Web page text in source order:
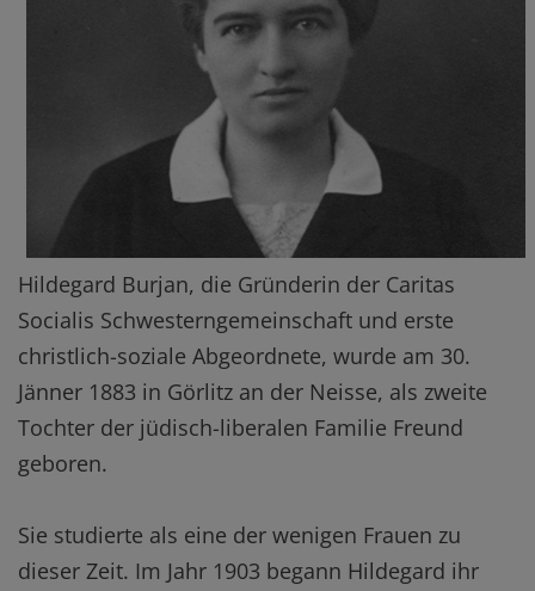
Hildegard Burjan, die Gründerin der Caritas
Socialis Schwesterngemeinschaft und erste
christlich-soziale Abgeordnete, wurde am 30.
Jänner 1883 in Görlitz an der Neisse, als zweite
Tochter der jüdisch-liberalen Familie Freund
geboren.
Sie studierte als eine der wenigen Frauen zu
dieser Zeit. Im Jahr 1903 begann Hildegard ihr